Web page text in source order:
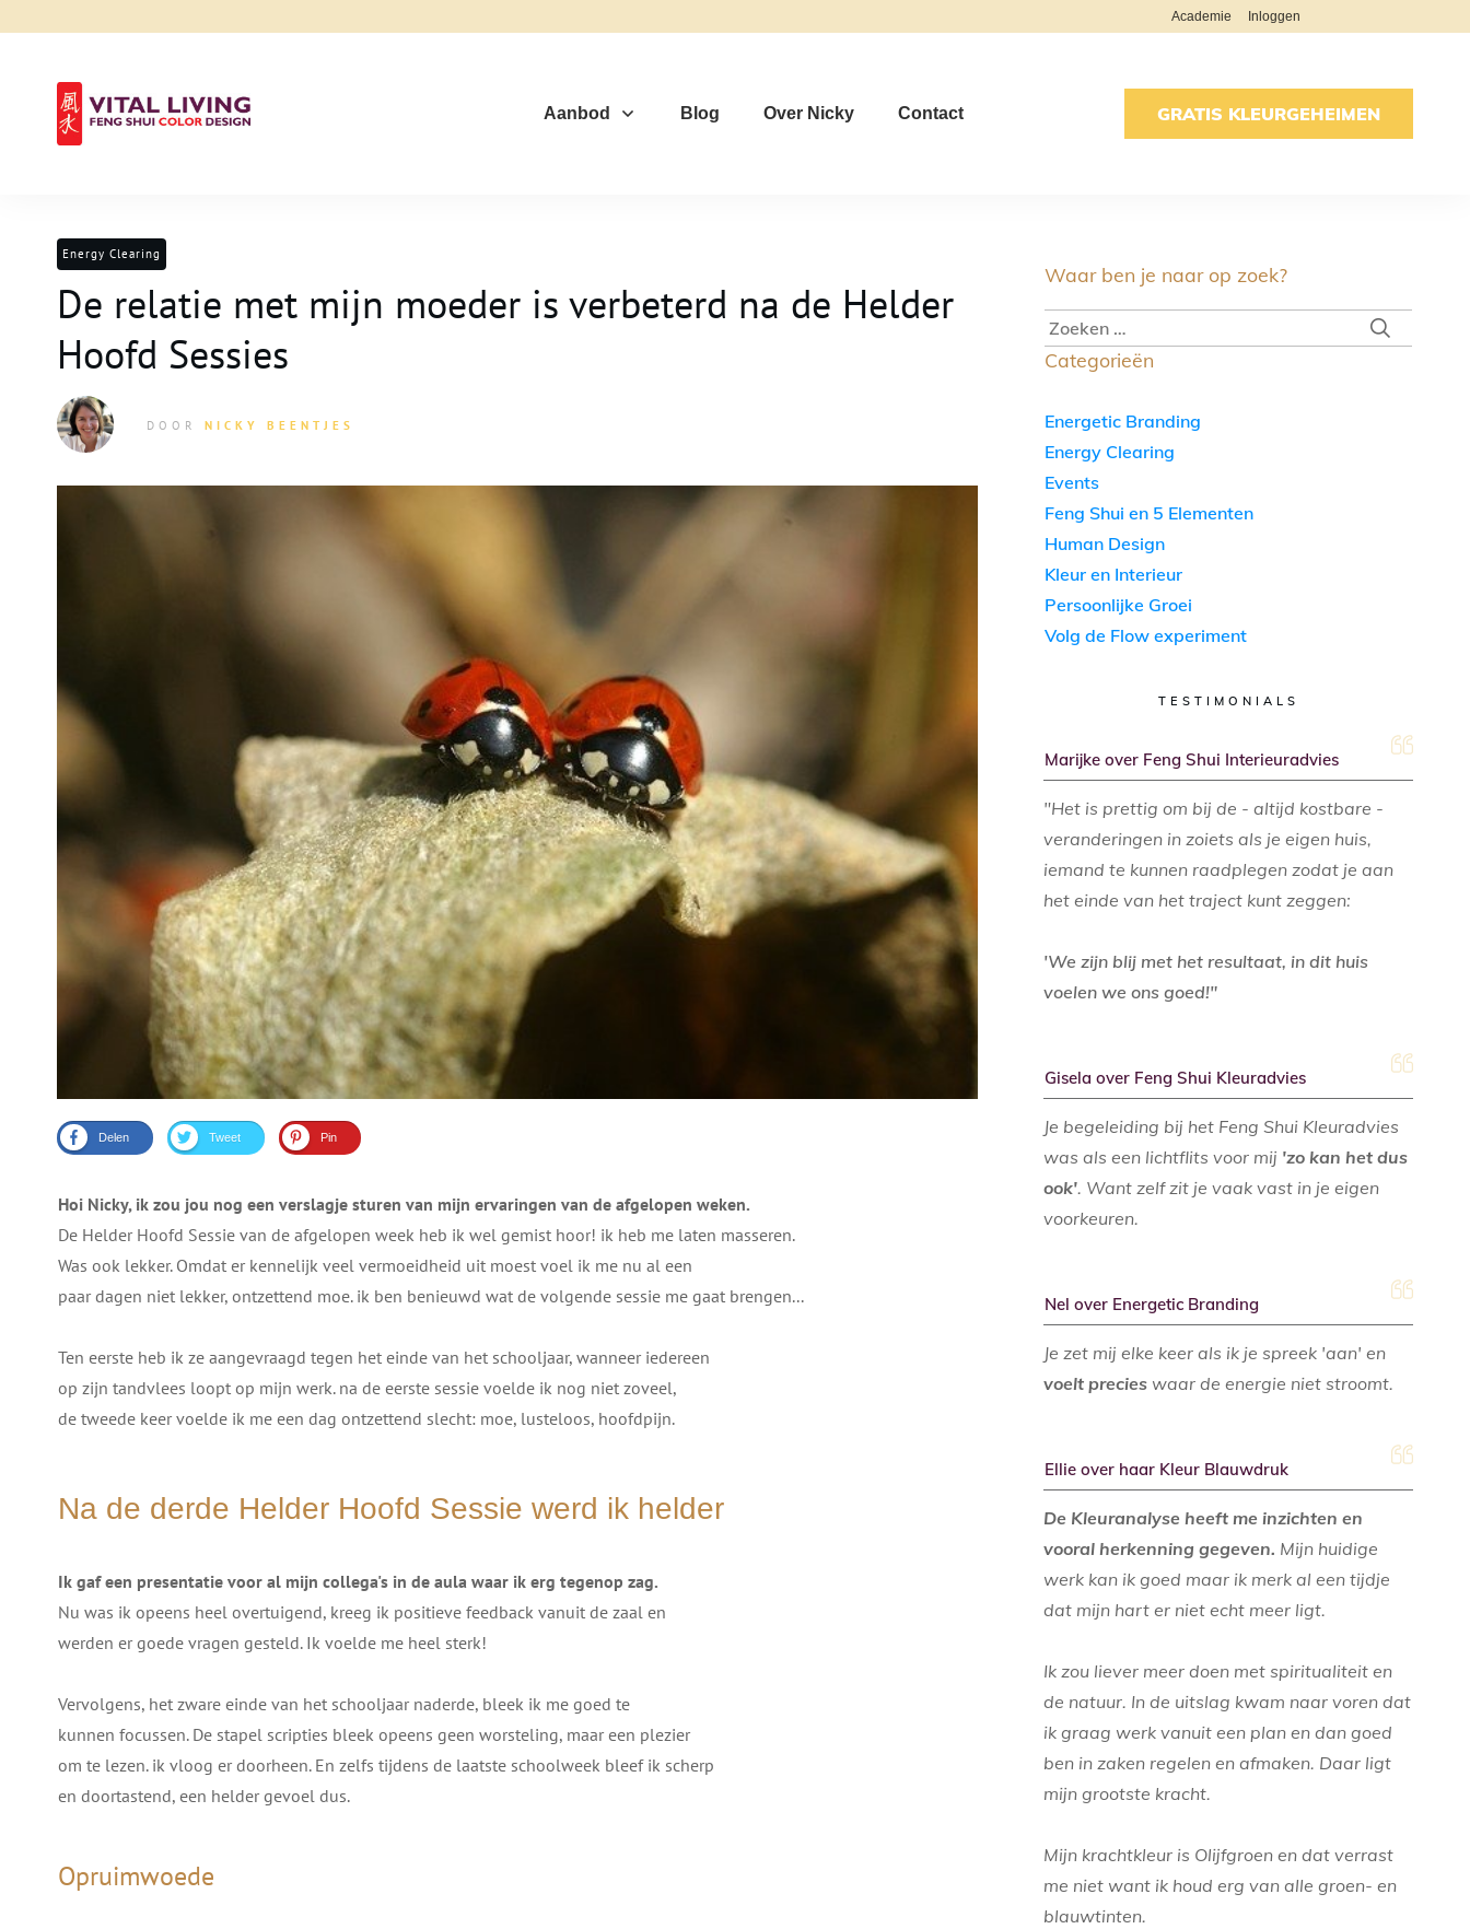
Academie Inloggen
Aanbod Blog Over Nicky Contact GRATIS KLEURGEHEIMEN
Energy Clearing
De relatie met mijn moeder is verbeterd na de Helder
Hoofd Sessies
DOORNICKY BEENTJES
Delen Tweet Pin
Hoi Nicky, ik zou jou nog een verslagje sturen van mijn ervaringen van de afgelopen weken.
De Helder Hoofd Sessie van de afgelopen week heb ik wel gemist hoor! ik heb me laten masseren.
Was ook lekker. Omdat er kennelijk veel vermoeidheid uit moest voel ik me nu al een
paar dagen niet lekker, ontzettend moe. ik ben benieuwd wat de volgende sessie me gaat brengen...
Ten eerste heb ik ze aangevraagd tegen het einde van het schooljaar, wanneer iedereen
op zijn tandvlees loopt op mijn werk. na de eerste sessie voelde ik nog niet zoveel,
de tweede keer voelde ik me een dag ontzettend slecht: moe, lusteloos, hoofdpijn.
Na de derde Helder Hoofd Sessie werd ik helder
Ik gaf een presentatie voor al mijn collega's in de aula waar ik erg tegenop zag.
Nu was ik opeens heel overtuigend, kreeg ik positieve feedback vanuit de zaal en
werden er goede vragen gesteld. Ik voelde me heel sterk!
Vervolgens, het zware einde van het schooljaar naderde, bleek ik me goed te
kunnen focussen. De stapel scripties bleek opeens geen worsteling, maar een plezier
om te lezen. ik vloog er doorheen. En zelfs tijdens de laatste schoolweek bleef ik scherp
en doortastend, een helder gevoel dus.
Opruimwoede
Waar ben je naar op zoek?
Categorieën
Energetic Branding
Energy Clearing
Events
Feng Shui en 5 Elementen
Human Design
Kleur en Interieur
Persoonlijke Groei
Volg de Flow experiment
TESTIMONIALS
Marijke over Feng Shui Interieuradvies
"Het is prettig om bij de - altijd kostbare -
veranderingen in zoiets als je eigen huis,
iemand te kunnen raadplegen zodat je aan
het einde van het traject kunt zeggen:
'We zijn blij met het resultaat, in dit huis
voelen we ons goed!"
Gisela over Feng Shui Kleuradvies
Je begeleiding bij het Feng Shui Kleuradvies
was als een lichtflits voor mij 'zo kan het dus
ook'. Want zelf zit je vaak vast in je eigen
voorkeuren.
Nel over Energetic Branding
Je zet mij elke keer als ik je spreek 'aan' en
voelt precies waar de energie niet stroomt.
Ellie over haar Kleur Blauwdruk
De Kleuranalyse heeft me inzichten en
vooral herkenning gegeven. Mijn huidige
werk kan ik goed maar ik merk al een tijdje
dat mijn hart er niet echt meer ligt.
Ik zou liever meer doen met spiritualiteit en
de natuur. In de uitslag kwam naar voren dat
ik graag werk vanuit een plan en dan goed
ben in zaken regelen en afmaken. Daar ligt
mijn grootste kracht.
Mijn krachtkleur is Olijfgroen en dat verrast
me niet want ik houd erg van alle groen- en
blauwtinten.